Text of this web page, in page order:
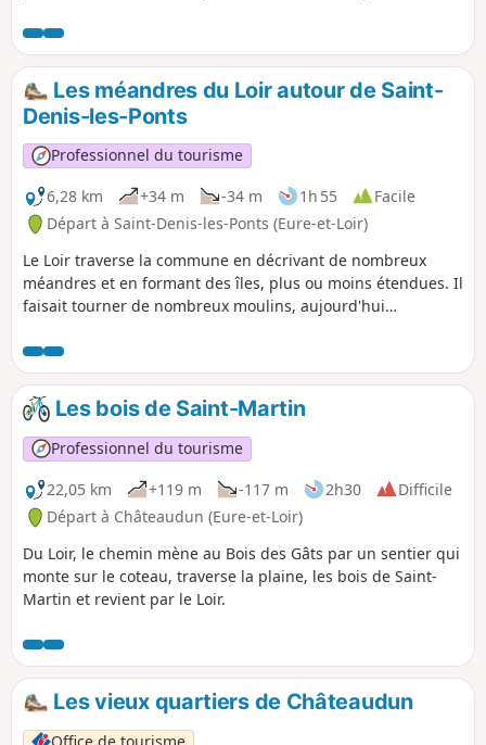
Les méandres du Loir autour de Saint-
Denis-les-Ponts
Professionnel du tourisme
6,28 km
+34 m -34 m 1h 55
Facile
Départ à Saint-Denis-les-Ponts (Eure-et-Loir)
Le Loir traverse la commune en décrivant de nombreux
méandres et en formant des îles, plus ou moins étendues. Il
faisait tourner de nombreux moulins, aujourd'hui
Les bois de Saint-Martin
Professionnel du tourisme
22,05 km
+119 m -117 m 2h30
Difficile
Départ à Châteaudun (Eure-et-Loir)
Du Loir, le chemin mène au Bois des Gâts par un sentier qui
monte sur le coteau, traverse la plaine, les bois de Saint-
Martin et revient par le Loir.
Les vieux quartiers de Châteaudun